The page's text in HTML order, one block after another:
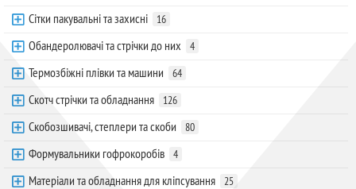
Сітки пакувальні та захисні 16
Обандеролювачі та стрічки до них 4
Термозбіжні плівки та машини 64
Скотч стрічки та обладнання 126
Скобозшивачі, степлери та скоби 80
Формувальники гофрокоробів 4
Матеріали та обладнання для кліпсування 25